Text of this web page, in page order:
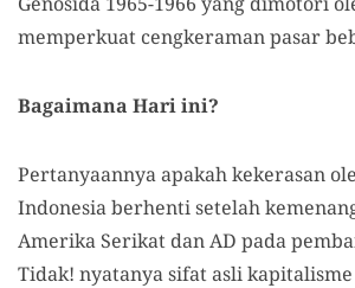
memperkuat cengkeraman pasar
Bagaimana Hari ini?
Pertanyaannya apakah kekerasan
Indonesia berhenti setelah
Amerika Serikat dan AD pada
Tidak! nyatanya sifat asli